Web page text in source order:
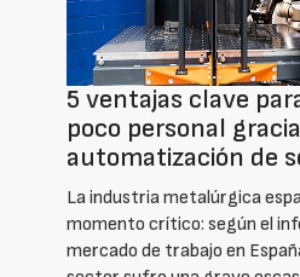
5 ventajas clave
poco personal
automatización de
La industria metalúrgica
momento crítico: según el
mercado de trabajo en